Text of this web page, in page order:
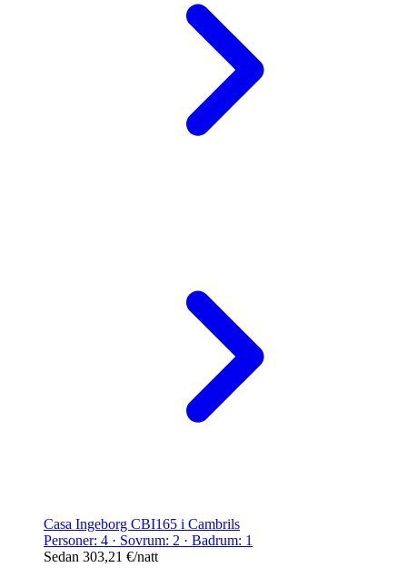
Casa Ingeborg CBI165 i Cambrils
Personer: 4 · Sovrum: 2 · Badrum: 1
Sedan 303,21 €/natt